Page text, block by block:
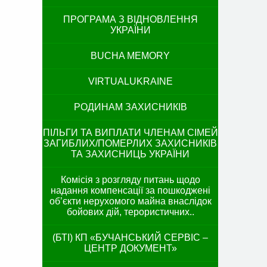
ПРОГРАМА З ВІДНОВЛЕННЯ
УКРАЇНИ
BUCHA MEMORY
VIRTUALUKRAINE
РОДИНАМ ЗАХИСНИКІВ
ПІЛЬГИ ТА ВИПЛАТИ ЧЛЕНАМ СІМЕЙ
ЗАГИБЛИХ/ПОМЕРЛИХ ЗАХИСНИКІВ
ТА ЗАХИСНИЦЬ УКРАЇНИ
Комісія з розгляду питань щодо
надання компенсації за пошкоджені
об’єкти нерухомого майна внаслідок
бойових дій, терористичних..
(БТІ) КП «БУЧАНСЬКИЙ СЕРВІС –
ЦЕНТР ДОКУМЕНТ»